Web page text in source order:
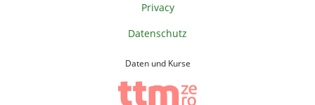
Privacy
Datenschutz
Daten und Kurse